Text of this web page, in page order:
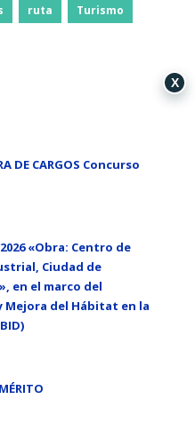
ruta Turismo
DE CARGOS Concurso
«Obra: Centro de
Ciudad de
en el marco del
Mejora del Hábitat en la
X